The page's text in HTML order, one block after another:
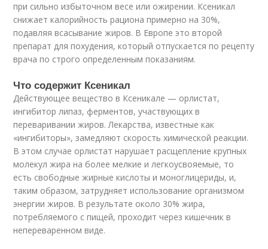
при сильно избыточном весе или ожирении. Ксеникал
снижает калорийность рациона примерно на 30%,
подавляя всасывание жиров. В Европе это второй
препарат для похудения, который отпускается по рецепту
врача по строго определенным показаниям.
Что содержит Ксеникал
Действующее вещество в Ксеникале — орлистат,
ингибитор липаз, ферментов, участвующих в
переваривании жиров. Лекарства, известные как
«ингибиторы», замедляют скорость химической реакции.
В этом случае орлистат нарушает расщепление крупных
молекул жира на более мелкие и легкоусвояемые, то
есть свободные жирные кислоты и моноглицериды, и,
таким образом, затрудняет использование организмом
энергии жиров. В результате около 30% жира,
потребляемого с пищей, проходит через кишечник в
непереваренном виде.